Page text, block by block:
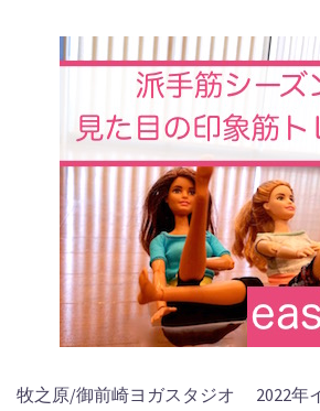
牧之原/御前崎ヨガスタジオ 2022年